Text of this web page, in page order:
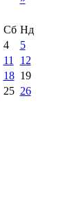
Сб Нд
4
5
11
12
18 19
25 26